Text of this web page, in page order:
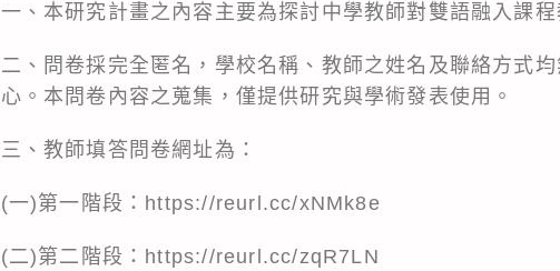
一、本研究計畫之內容主要為探討中學教師對雙語融入課程
二、問卷採完全匿名，學校名稱、教師之姓名及聯絡方式
心。本問卷內容之蒐集，僅提供研究與學術發表使用。
三、教師填答問卷網址為：
(一)第一階段：https://reurl.cc/xNMk8e
(二)第二階段：https://reurl.cc/zqR7LN